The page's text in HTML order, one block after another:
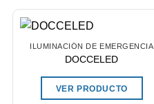
ILUMINACIÓN DE EMERGENCIA
DOCCELED
VER PRODUCTO